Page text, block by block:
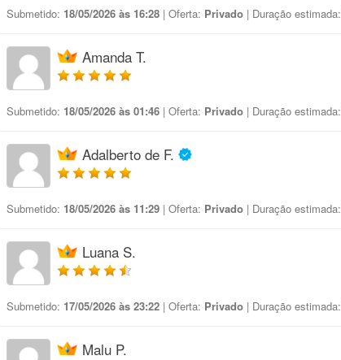
Submetido: 18/05/2026 às 16:28 | Oferta: Privado | Duração estimada:
Amanda T.
Submetido: 18/05/2026 às 01:46 | Oferta: Privado | Duração estimada:
Adalberto de F.
Submetido: 18/05/2026 às 11:29 | Oferta: Privado | Duração estimada:
Luana S.
Submetido: 17/05/2026 às 23:22 | Oferta: Privado | Duração estimada:
Malu P.